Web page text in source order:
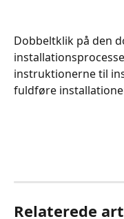
Dobbeltklik på den
instruktionerne til
fuldføre
Relaterede